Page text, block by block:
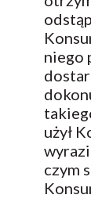
niego
użył
czym